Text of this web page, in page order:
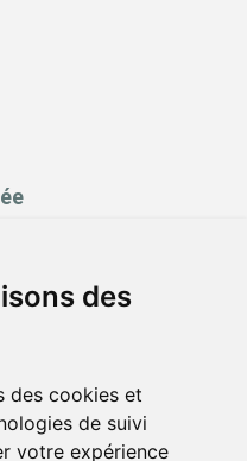
des
des cookies et
de suivi
votre expérience